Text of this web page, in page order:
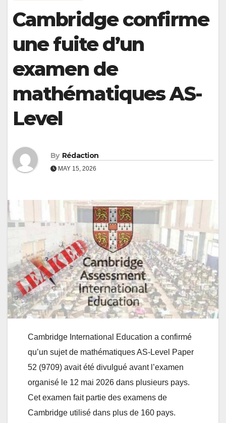
Cambridge confirme
une fuite d’un
examen de
mathématiques AS-
Level
By Rédaction
MAY 15, 2026
Cambridge International Education a confirmé
qu’un sujet de mathématiques AS-Level Paper
52 (9709) avait été divulgué avant l’examen
organisé le 12 mai 2026 dans plusieurs pays.
Cet examen fait partie des examens de
Cambridge utilisé dans plus de 160 pays.